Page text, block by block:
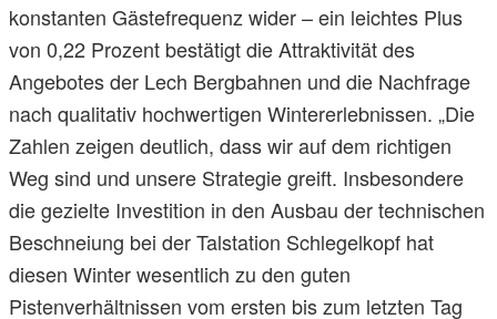
konstanten Gästefrequenz wider – ein leichtes Plus
von 0,22 Prozent bestätigt die Attraktivität des
Angebotes der Lech Bergbahnen und die Nachfrage
nach qualitativ hochwertigen Wintererlebnissen. „Die
Zahlen zeigen deutlich, dass wir auf dem richtigen
Weg sind und unsere Strategie greift. Insbesondere
die gezielte Investition in den Ausbau der technischen
Beschneiung bei der Talstation Schlegelkopf hat
diesen Winter wesentlich zu den guten
Pistenverhältnissen vom ersten bis zum letzten Tag